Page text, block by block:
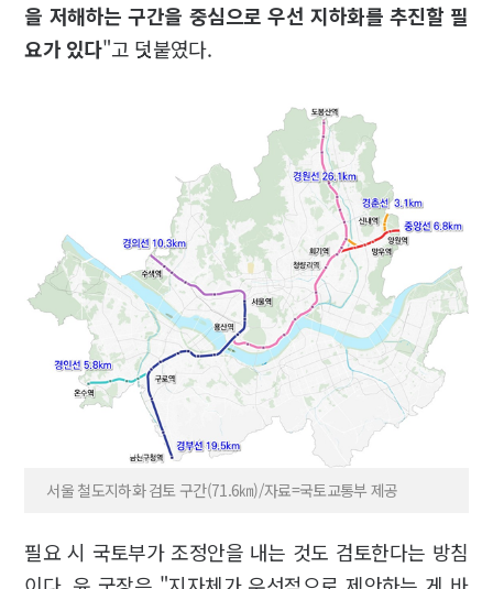
을 저해하는 구간을 중심으로 우선 지하화를 추진할 필
요가 있다"고 덧붙였다.
서울 철도지하화 검토 구간(71.6㎞)/자료=국토교통부 제공
필요 시 국토부가 조정안을 내는 것도 검토한다는 방침